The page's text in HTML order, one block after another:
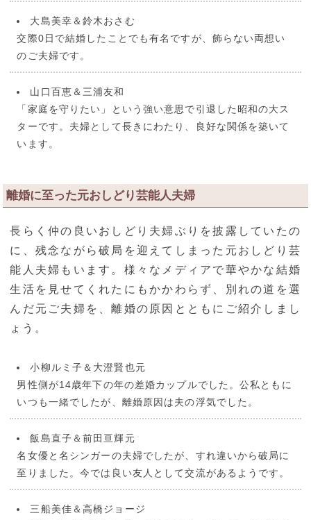
大島美幸＆鈴木おさむ
交際0日で結婚したことでも有名ですが、飾らない両想い
のご夫婦です。
山口百恵＆三浦友和
「家庭を守りたい」という強い意思で引退した昭和の大ス
ターです。夫婦として長きにわたり、良好な関係を築いて
います。
離婚に至った元おしどり芸能人夫婦
長らく仲の良いおしどり夫婦ぶりを披露していたの
に、残念ながら破局を迎えてしまった元おしどり芸
能人夫婦もいます。様々なメディアで華やかな結婚
生活を見せてくれたにもかかわらず、別れの道を選
んだ元ご夫婦を、離婚の原因とともにご紹介しまし
ょう。
小柳ルミ子＆大澄賢也元
男性側が14歳年下の年の差婚カップルでした。公私ともに
いつも一緒でしたが、離婚原因は夫の浮気でした。
飯島直子＆前田亘輝元
名女優と名シンガーの夫婦でしたが、すれ違いから破局に
至りました。今では良い友人として交流があるようです。
三船美佳＆高橋ジョージ